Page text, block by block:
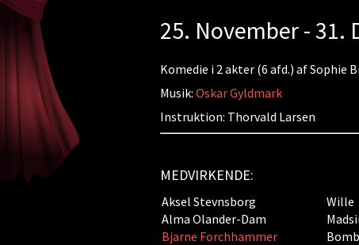
25. November - 31.
Komedie i 2 akter (6 afd.) af Sophie
Musik: Oskar Gyldmark
Instruktion: Thorvald Larsen
MEDVIRKENDE:
Aksel Stevnsborg
Wille
Alma Olander-Dam
Bjarne Forchhammer